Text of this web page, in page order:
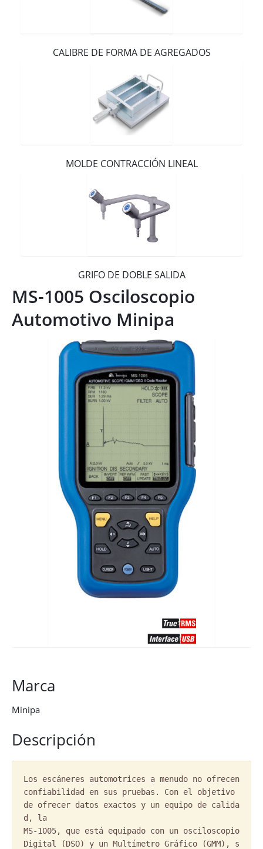
CALIBRE DE FORMA DE AGREGADOS
MOLDE CONTRACCIÓN LINEAL
GRIFO DE DOBLE SALIDA
MS-1005 Osciloscopio
Automotivo Minipa
Marca
Minipa
Descripción
Los escáneres automotrices a menudo no ofrecen
confiabilidad en sus pruebas. Con el objetivo
de ofrecer datos exactos y un equipo de calida
d, la
MS-1005, que está equipado con un osciloscopio
Digital (DSO) y un Multímetro Gráfico (GMM), s